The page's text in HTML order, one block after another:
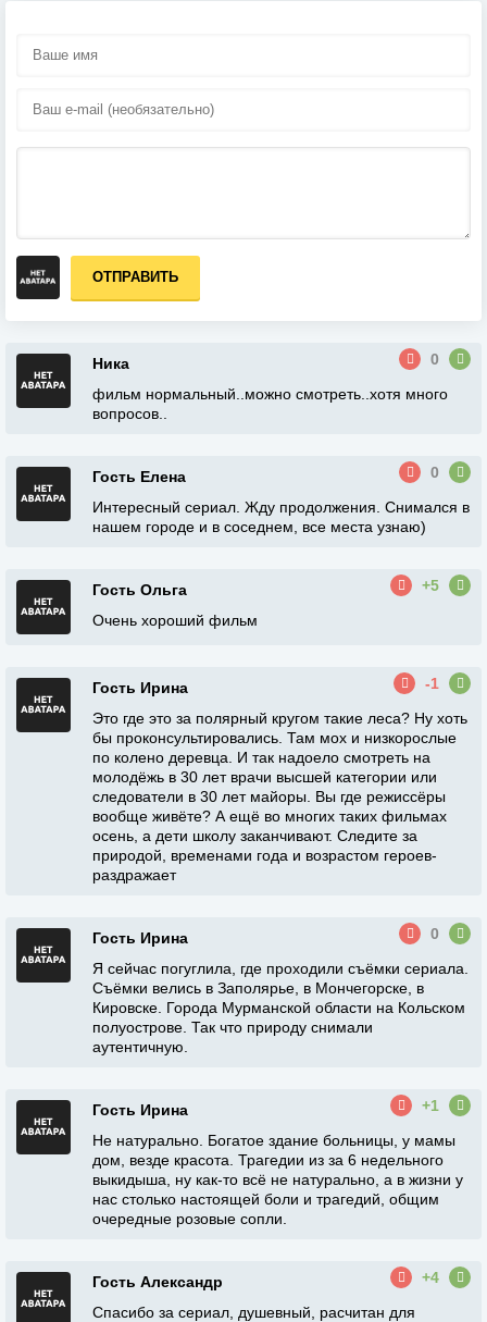
ОТПРАВИТЬ
Ника
0
фильм нормальный..можно смотреть..хотя много
вопросов..
Гость Елена
0
Интересный сериал. Жду продолжения. Снимался в
нашем городе и в соседнем, все места узнаю)
Гость Ольга
+5
Очень хороший фильм
Гость Ирина
-1
Это где это за полярный кругом такие леса? Ну хоть
бы проконсультировались. Там мох и низкорослые
по колено деревца. И так надоело смотреть на
молодёжь в 30 лет врачи высшей категории или
следователи в 30 лет майоры. Вы где режиссёры
вообще живёте? А ещё во многих таких фильмах
осень, а дети школу заканчивают. Следите за
природой, временами года и возрастом героев-
раздражает
Гость Ирина
0
Я сейчас погуглила, где проходили съёмки сериала.
Съёмки велись в Заполярье, в Мончегорске, в
Кировске. Города Мурманской области на Кольском
полуострове. Так что природу снимали
аутентичную.
Гость Ирина
+1
Не натурально. Богатое здание больницы, у мамы
дом, везде красота. Трагедии из за 6 недельного
выкидыша, ну как-то всё не натурально, а в жизни у
нас столько настоящей боли и трагедий, общим
очередные розовые сопли.
Гость Александр
+4
Спасибо за сериал, душевный, расчитан для